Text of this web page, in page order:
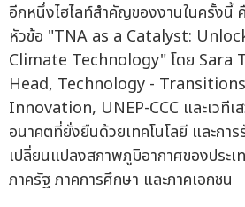
อีกหนึ่งไฮไลท์สำคัญของงานในครั้งนี้
หัวข้อ "TNA as a Catalyst:
Climate Technology" โดย Sara
Head, Technology -
Innovation, UNEP-CCC และเวทีเ
อนาคตที่ยั่งยืนด้วยเทคโนโลยี และกา
เปลี่ยนแปลงสภาพภูมิอากาศของประ
ภาครัฐ ภาคการศึกษา และภาคเอกชน